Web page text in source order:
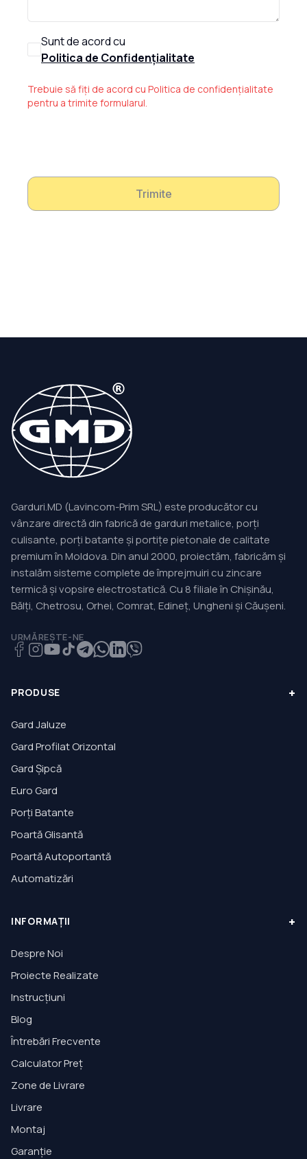
Sunt de acord cu
Politica de Confidențialitate
Trebuie să fiți de acord cu Politica de confidențialitate
pentru a trimite formularul.
Trimite
Garduri.MD (Lavincom-Prim SRL) este producător cu
vânzare directă din fabrică de garduri metalice, porți
culisante, porți batante și portițe pietonale de calitate
premium în Moldova. Din anul 2000, proiectăm, fabricăm și
instalăm sisteme complete de împrejmuiri cu zincare
termică și vopsire electrostatică. Cu 8 filiale în Chișinău,
Bălți, Chetrosu, Orhei, Comrat, Edineț, Ungheni și Căușeni.
URMĂREȘTE-NE
PRODUSE +
Gard Jaluze
Gard Profilat Orizontal
Gard Șipcă
Euro Gard
Porți Batante
Poartă Glisantă
Poartă Autoportantă
Automatizări
INFORMAȚII +
Despre Noi
Proiecte Realizate
Instrucțiuni
Blog
Întrebări Frecvente
Calculator Preț
Zone de Livrare
Livrare
Montaj
Garanție